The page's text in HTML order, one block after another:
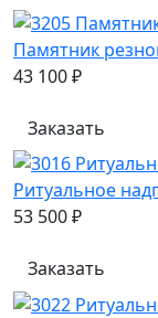
Памятник
43 100 ₽
Заказать
Ритуальное
53 500 ₽
Заказать